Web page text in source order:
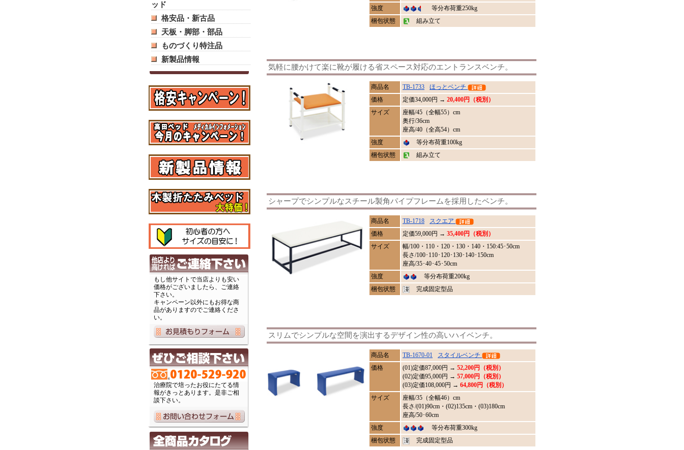
ッド
格安品・新古品
天板・脚部・部品
ものづくり特注品
新製品情報
もし他サイトで当店よりも安い
価格がございましたら、ご連絡
下さい。
キャンペーン以外にもお得な商
品がありますのでご連絡くださ
い。
治療院で培ったお役にたてる情
報がきっとあります。是非ご相
談下さい。
強度
等分布荷重250kg
梱包状態
組み立て
気軽に腰かけて楽に靴が履ける省スペース対応のエントランスベンチ。
商品名 TB-1733
ほっとベンチ
価格
定価34,000円 → 20,400円（税別）
サイズ
座幅/45（全幅55）cm
奥行/36cm
座高/40（全高54）cm
強度
等分布荷重100kg
梱包状態
組み立て
シャープでシンプルなスチール製角パイプフレームを採用したベンチ。
商品名 TB-1718
スクエア
価格
定価59,000円 → 35,400円（税別）
サイズ
幅/100・110・120・130・140・150:45･50cm
長さ/100･110･120･130･140･150cm
座高/35･40･45･50cm
強度
等分布荷重200kg
梱包状態
完成固定型品
スリムでシンプルな空間を演出するデザイン性の高いハイベンチ。
商品名 TB-1670-01
スタイルベンチ
価格
(01)定価87,000円 → 52,200円（税別）
(02)定価95,000円 → 57,000円（税別）
(03)定価108,000円 → 64,800円（税別）
サイズ
座幅/35（全幅46）cm
長さ/(01)90cm・(02)135cm・(03)180cm
座高/50･60cm
強度
等分布荷重300kg
梱包状態
完成固定型品